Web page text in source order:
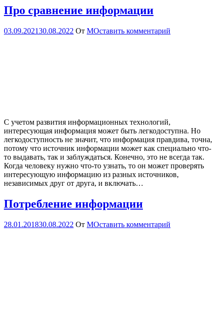
Про сравнение информации
03.09.202130.08.2022 От МОставить комментарий
С учетом развития информационных технологий,
интересующая информация может быть легкодоступна. Но
легкодоступность не значит, что информация правдива, точна,
потому что источник информации может как специально что-
то выдавать, так и заблуждаться. Конечно, это не всегда так.
Когда человеку нужно что-то узнать, то он может проверять
интересующую информацию из разных источников,
независимых друг от друга, и включать…
Потребление информации
28.01.201830.08.2022 От МОставить комментарий